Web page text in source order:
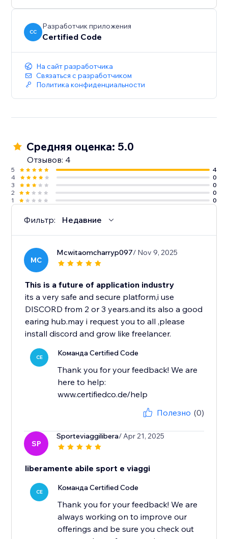
CC
Разработчик приложения
Certified Code
На сайт разработчика
Связаться с разработчиком
Политика конфиденциальности
Средняя оценка: 5.0
Отзывов: 4
5
4
4
0
3
0
2
0
1
0
Фильтр: Недавние
MC
Mcwitaomcharryp097/ Nov 9, 2025
This is a future of application industry
its a very safe and secure platform,i use
DISCORD from 2 or 3 years.and its also a good
earing hub.may i request you to all ,please
install discord and grow like freelancer.
CE Команда Certified Code
Thank you for your feedback! We are
here to help:
www.certifiedco.de/help
Полезно (0)
SP
Sporteviaggilibera/ Apr 21, 2025
liberamente abile sport e viaggi
CE Команда Certified Code
Thank you for your feedback! We are
always working on to improve our
offerings and be sure you check out